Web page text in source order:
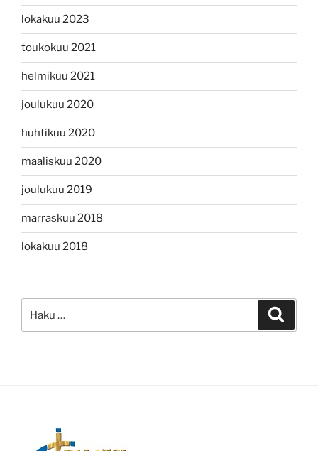
lokakuu 2023
toukokuu 2021
helmikuu 2021
joulukuu 2020
huhtikuu 2020
maaliskuu 2020
joulukuu 2019
marraskuu 2018
lokakuu 2018